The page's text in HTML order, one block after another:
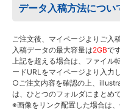
データ入稿方法につい
ご注文後、マイページよりご入
入稿データの最大容量は2GBで
上記を超える場合は、ファイル
ードURLをマイページより入力
○ご注文内容を確認の上、
は、ひとつのフォルダにまとめ
※画像をリンク配置した場合は